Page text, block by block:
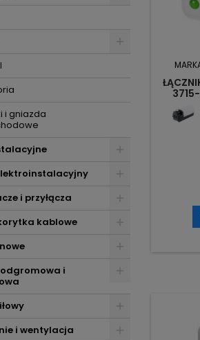
i gniazda
i przyłącza
kablowe
i
i wentylacja